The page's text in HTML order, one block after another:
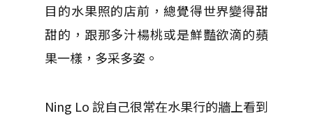
目的水果照的店前，總覺得世界變得甜
甜的，跟那多汁楊桃或是鮮豔欲滴的蘋
果一樣，多采多姿。
Ning Lo 說自己很常在水果行的牆上看到